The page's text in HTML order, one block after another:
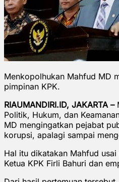
Menkopolhukan Mahfud MD
pimpinan KPK.
RIAUMANDIRI.ID, JAKARTA –
Politik, Hukum, dan
MD mengingatkan pejabat
korupsi, apalagi sampai
Hal itu dikatakan Mahfud
Ketua KPK Firli Bahuri dan